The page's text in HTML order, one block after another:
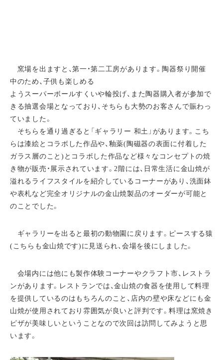
窯場を出ますと、第一・第二工房があります。陶器祭り開催
中のため、子供も楽しめる
ようスーパーボールすくいや輪投げ、また陶器購入者が参加で
きる抽選会場となっており、そちらも大勢のお客さんで賑わっ
ていました。
そちらを通り過ぎると「ギャラリー 和土」があります。こち
らは漆絵とコラボした作品や、釉薬(陶磁器の表面に付着した
ガラス層のこと)とコラボした作品など様々なコンセプトの焼
き物が販売・展示されています。2階には、日常生活に金山焼が
溢れるライフスタイルを紹介しているコーナーがあり、洗面鉢
や表札など完全オリジナルの金山焼製品のオーダーが可能と
のことでした。
ギャラリーを出ると最初の動物園に戻ります。ピースする猿
(こちらも金山焼です)に見送られ、会場を後にしました。
会場内には他にも製作体験コーナーやクラフト市、レストラ
ンがあります。レストランでは、金山焼の食器を使用して料理
を提供しているのはもちろんのこと、店内の壁や床などにも金
山焼が使用されており雰囲気が良いと評判です。料理は窯焼き
ピザが美味しいということなので次回は訪問してみようと思
います。